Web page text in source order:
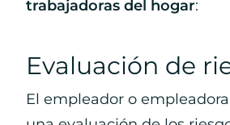
trabajadoras del hogar:
Evaluación de
El empleador o